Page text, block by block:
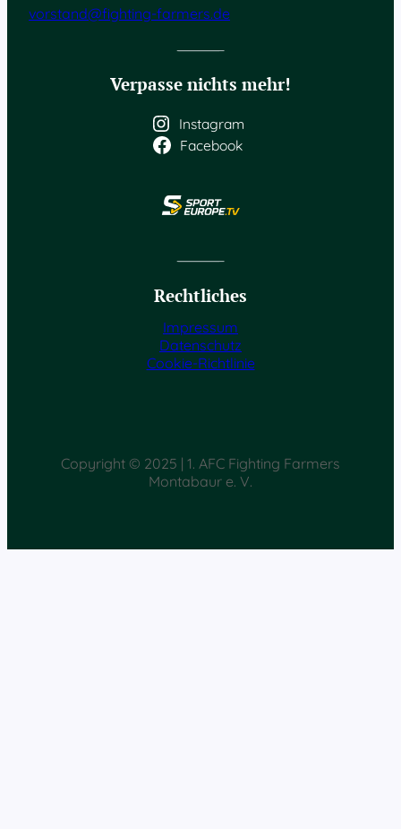
vorstand@fighting-farmers.de
Verpasse nichts mehr!
Instagram
Facebook
Rechtliches
Impressum
Datenschutz
Cookie-Richtlinie
Copyright © 2025 | 1. AFC Fighting Farmers
Montabaur e. V.